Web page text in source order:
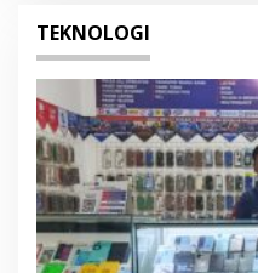
TEKNOLOGI